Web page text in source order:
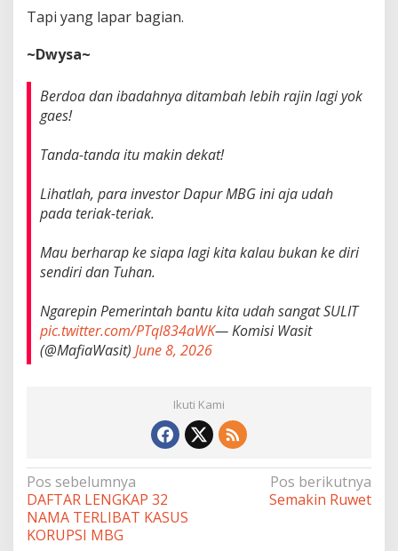
Tapi yang lapar bagian.
~Dwysa~
Berdoa dan ibadahnya ditambah lebih rajin lagi yok
gaes!
Tanda-tanda itu makin dekat!
Lihatlah, para investor Dapur MBG ini aja udah
pada teriak-teriak.
Mau berharap ke siapa lagi kita kalau bukan ke diri
sendiri dan Tuhan.
Ngarepin Pemerintah bantu kita udah sangat SULIT
pic.twitter.com/PTql834aWK— Komisi Wasit
(@MafiaWasit) June 8, 2026
Ikuti Kami
Navigasi
pos
Pos sebelumnya
DAFTAR LENGKAP 32
NAMA TERLIBAT KASUS
KORUPSI MBG
Pos berikutnya
Semakin Ruwet